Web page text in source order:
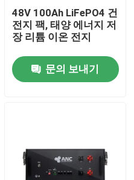
48V 100Ah LiFePO4 건
전지 팩, 태양 에너지 저
장 리튬 이온 전지
문의 보내기